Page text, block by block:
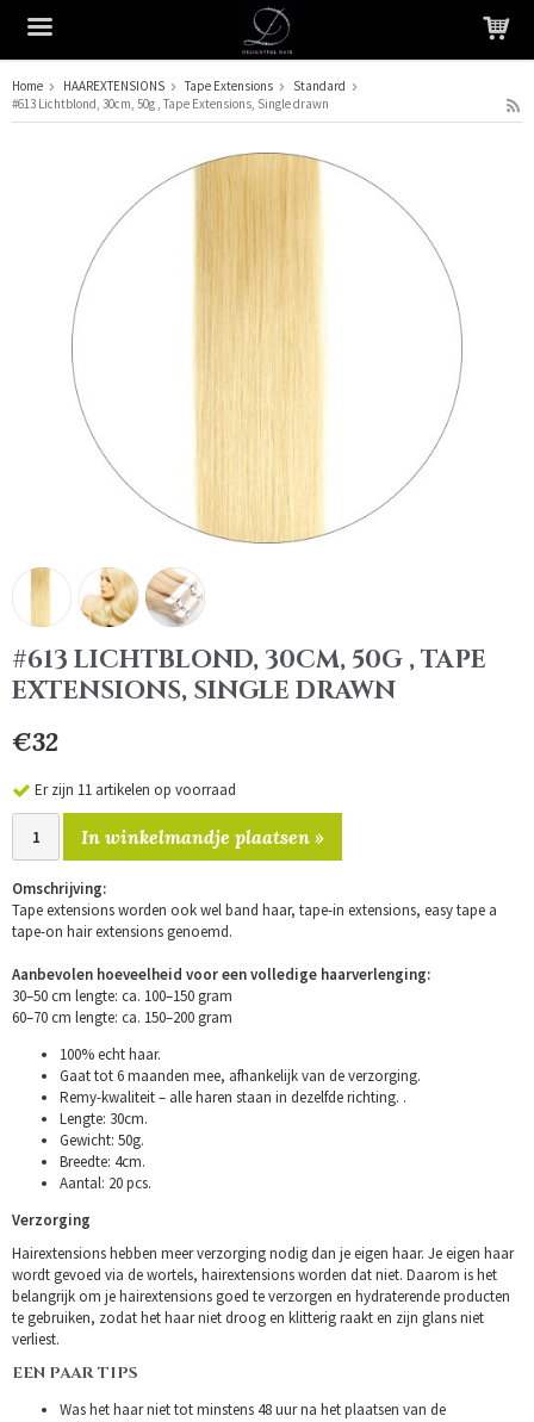
Het product is in je winkelmandje geplaatst
Home HAAREXTENSIONS Tape Extensions
Standard
#613 Lichtblond, 30cm, 50g , Tape Extensions, Single drawn
#613 LICHTBLOND, 30CM, 50G , TAPE
EXTENSIONS, SINGLE DRAWN
€32
Er zijn 11 artikelen op voorraad
In winkelmandje plaatsen »
Omschrijving:
Tape extensions worden ook wel band haar, tape-in extensions, easy tape a
tape-on hair extensions genoemd.
Aanbevolen hoeveelheid voor een volledige haarverlenging:
30–50 cm lengte: ca. 100–150 gram
60–70 cm lengte: ca. 150–200 gram
100% echt haar.
Gaat tot 6 maanden mee, afhankelijk van de verzorging.
Remy-kwaliteit – alle haren staan in dezelfde richting. .
Lengte: 30cm.
Gewicht: 50g.
Breedte: 4cm.
Aantal: 20 pcs.
Verzorging
Hairextensions hebben meer verzorging nodig dan je eigen haar. Je eigen haar
wordt gevoed via de wortels, hairextensions worden dat niet. Daarom is het
belangrijk om je hairextensions goed te verzorgen en hydraterende producten
te gebruiken, zodat het haar niet droog en klitterig raakt en zijn glans niet
verliest.
EEN PAAR TIPS
Was het haar niet tot minstens 48 uur na het plaatsen van de